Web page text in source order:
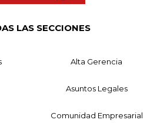
LAS SECCIONES
Alta Gerencia
Asuntos Legales
Comunidad Empresarial